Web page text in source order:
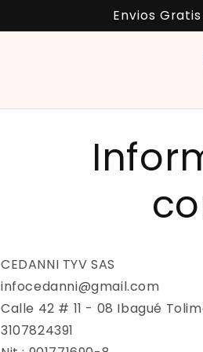
Envios
CEDANNI TYV SAS
infocedanni@gmail.com
Calle 42 # 11 - 08 Ibagué
3107824391